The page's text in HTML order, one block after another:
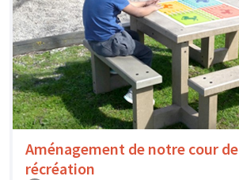
Aménagement de notre cour de
récréation